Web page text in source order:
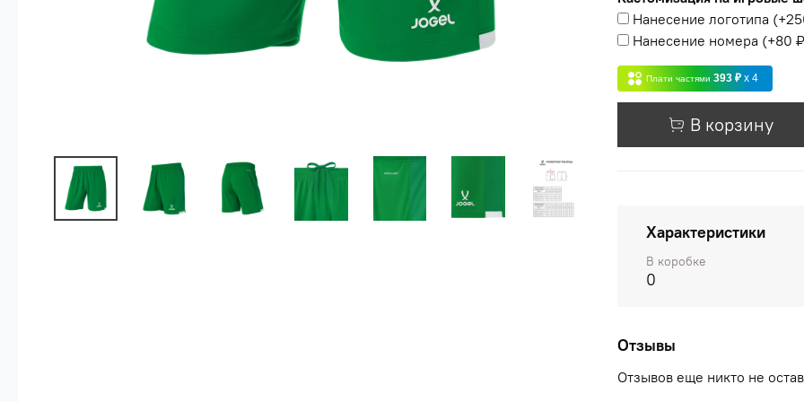
Нанесение логотипа (+
Нанесение номера (+80 ₽
Плати частями 393 ₽ x 4
В корзину
Характеристики
В коробке
0
Отзывы
Отзывов еще никто не